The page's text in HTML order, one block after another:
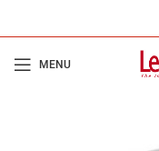
MENU